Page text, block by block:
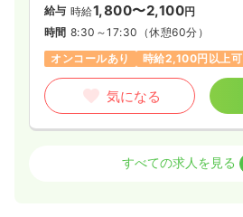
給与 時給1,800〜2,100円
時間 8:30～17:30 （休憩60分）
オンコールあり
時給2,100円以上可
気になる
正看護師 / 管理職
すべての求人を見る